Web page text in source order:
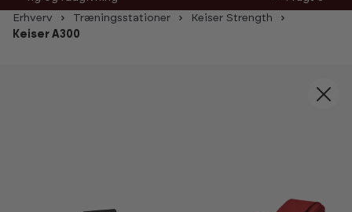
Erhverv
Træningsstationer
Keiser Strength
Keiser A300